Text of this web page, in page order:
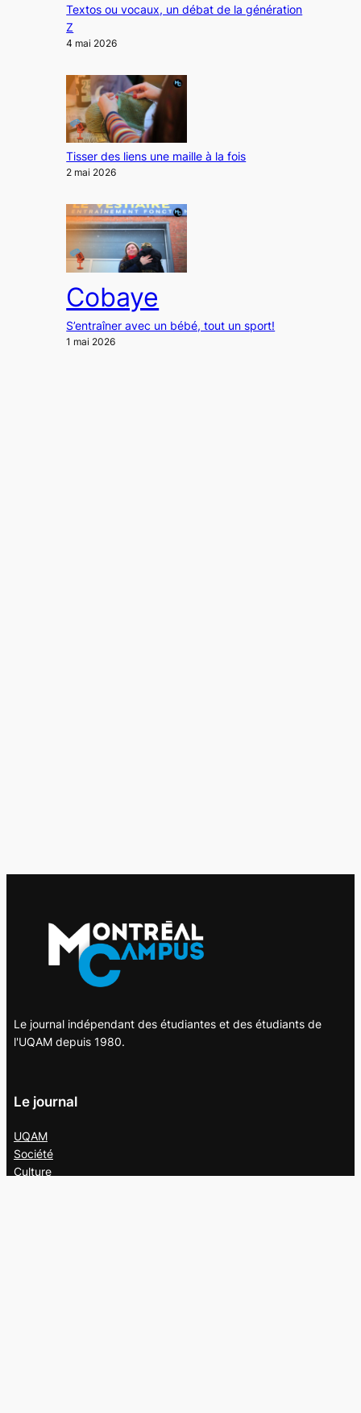
Textos ou vocaux, un débat de la génération
Z
4 mai 2026
Tisser des liens une maille à la fois
2 mai 2026
Cobaye
S’entraîner avec un bébé, tout un sport!
1 mai 2026
Le journal indépendant des étudiantes et des étudiants de
l'UQAM depuis 1980.
Le journal
UQAM
Société
Culture